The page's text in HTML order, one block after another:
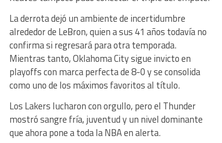
La derrota dejó un ambiente de incertidumbre
alrededor de LeBron, quien a sus 41 años todavía no
confirma si regresará para otra temporada.
Mientras tanto, Oklahoma City sigue invicto en
playoffs con marca perfecta de 8-0 y se consolida
como uno de los máximos favoritos al título.
Los Lakers lucharon con orgullo, pero el Thunder
mostró sangre fría, juventud y un nivel dominante
que ahora pone a toda la NBA en alerta.